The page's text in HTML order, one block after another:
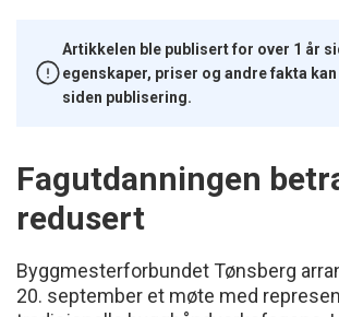
Artikkelen ble publisert for over 1 år
egenskaper, priser og andre fakta
siden publisering.
Fagutdanningen
redusert
Byggmesterforbundet Tønsberg
20. september et møte med